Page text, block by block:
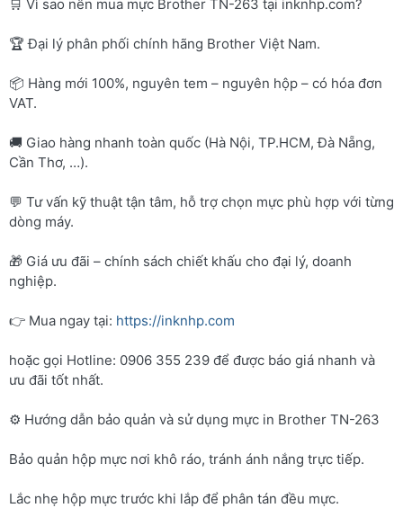
🛒 Vì sao nên mua mực Brother TN-263 tại inknhp.com?
🏆 Đại lý phân phối chính hãng Brother Việt Nam.
📦 Hàng mới 100%, nguyên tem – nguyên hộp – có hóa đơn
VAT.
🚚 Giao hàng nhanh toàn quốc (Hà Nội, TP.HCM, Đà Nẵng,
Cần Thơ, …).
💬 Tư vấn kỹ thuật tận tâm, hỗ trợ chọn mực phù hợp với từng
dòng máy.
🎁 Giá ưu đãi – chính sách chiết khấu cho đại lý, doanh
nghiệp.
👉 Mua ngay tại: https://inknhp.com
hoặc gọi Hotline: 0906 355 239 để được báo giá nhanh và
ưu đãi tốt nhất.
⚙️ Hướng dẫn bảo quản và sử dụng mực in Brother TN-263
Bảo quản hộp mực nơi khô ráo, tránh ánh nắng trực tiếp.
Lắc nhẹ hộp mực trước khi lắp để phân tán đều mực.